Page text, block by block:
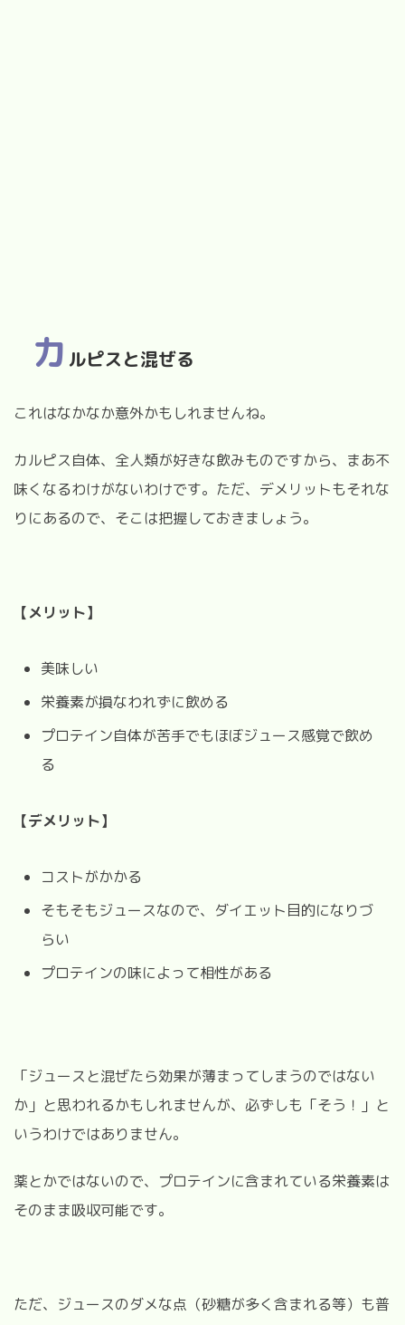
カ ルピスと混ぜる
これはなかなか意外かもしれませんね。
カルピス自体、全人類が好きな飲みものですから、まあ不
味くなるわけがないわけです。ただ、デメリットもそれな
りにあるので、そこは把握しておきましょう。
【メリット】
美味しい
栄養素が損なわれずに飲める
プロテイン自体が苦手でもほぼジュース感覚で飲め
る
【デメリット】
コストがかかる
そもそもジュースなので、ダイエット目的になりづ
らい
プロテインの味によって相性がある
「ジュースと混ぜたら効果が薄まってしまうのではない
か」と思われるかもしれませんが、必ずしも「そう！」と
いうわけではありません。
薬とかではないので、プロテインに含まれている栄養素は
そのまま吸収可能です。
ただ、ジュースのダメな点（砂糖が多く含まれる等）も普